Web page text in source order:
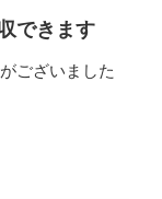
できます
ございました